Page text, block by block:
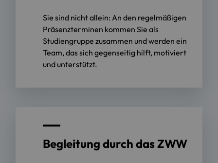
Sie sind nicht allein: An den regelmäßigen
Präsenzterminen kommen Sie als
Studiengruppe zusammen und werden ein
Team, das sich gegenseitig hilft, motiviert
und unterstützt.
Begleitung durch das ZWW